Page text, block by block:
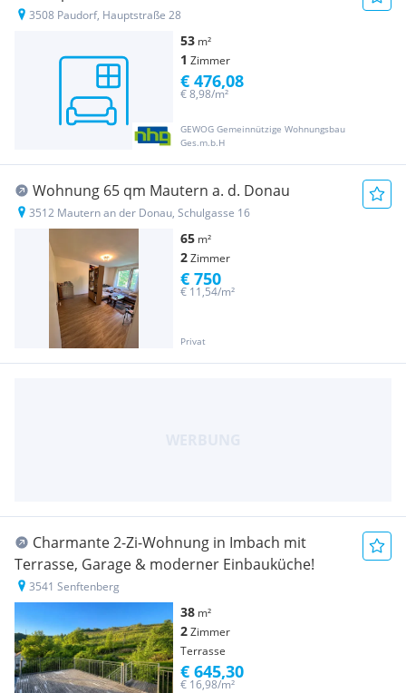
3508 Paudorf, Hauptstraße 28
53 m²
1 Zimmer
GEWOG Gemeinnützige Wohnungsbau
Ges.m.b.H
€ 8,98/m²
€ 476,08
Wohnung 65 qm Mautern a. d. Donau
3512 Mautern an der Donau, Schulgasse 16
65 m²
2Zimmer
Privat
€ 11,54/m²
€ 750
Charmante 2-Zi-Wohnung in Imbach mit
Terrasse, Garage & moderner Einbauküche!
3541 Senftenberg
38 m²
2Zimmer
Terrasse
€ 16,98/m²
€ 645,30